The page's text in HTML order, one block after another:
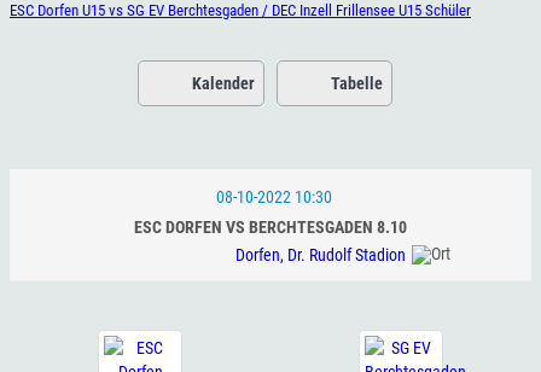
ESC Dorfen U15 vs SG EV Berchtesgaden / DEC Inzell Frillensee U15 Schüler
Kalender Tabelle
08-10-2022 10:30
ESC DORFEN VS BERCHTESGADEN 8.10
Dorfen, Dr. Rudolf Stadion